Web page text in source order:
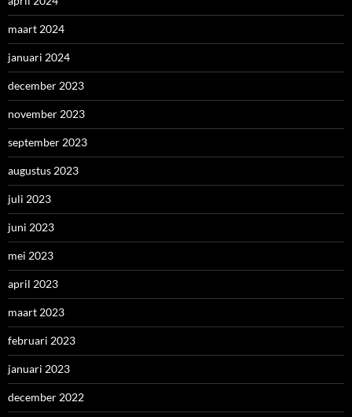
maart 2024
januari 2024
december 2023
november 2023
september 2023
augustus 2023
juli 2023
juni 2023
mei 2023
april 2023
maart 2023
februari 2023
januari 2023
december 2022